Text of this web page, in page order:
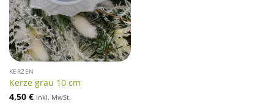
KERZEN
Kerze grau 10 cm
4,50 € inkl. MwSt.